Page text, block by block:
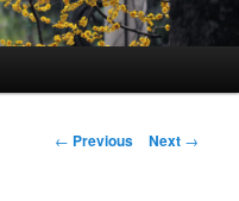
Post navigation
← Previous Next →